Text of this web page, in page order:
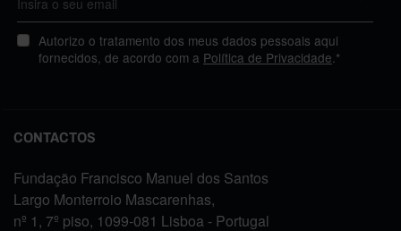
Autorizo o tratamento dos meus dados pessoais aqui
fornecidos, de acordo com a Política de Privacidade .*
CONTACTOS
Fundação Francisco Manuel dos Santos
Largo Monterroio Mascarenhas,
nº 1, 7º piso, 1099-081 Lisboa - Portugal